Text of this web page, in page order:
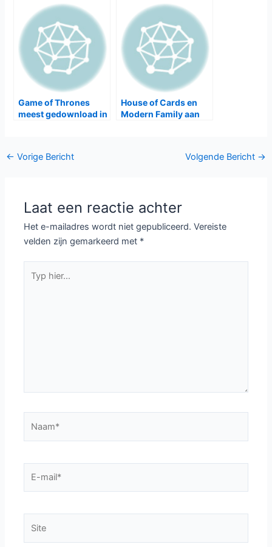
Game of Thrones
meest gedownload in
House of Cards en
Modern Family aan
Bericht
← Vorige Bericht Volgende Bericht →
Laat een reactie achter
Het e-mailadres wordt niet gepubliceerd. Vereiste
velden zijn gemarkeerd met *
hier...